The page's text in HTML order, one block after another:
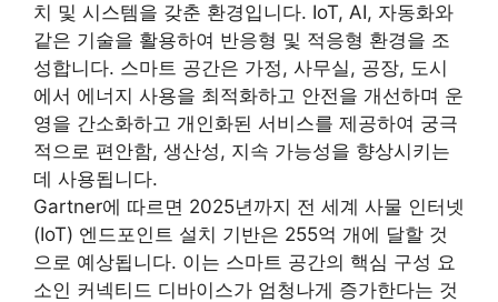
치 및 시스템을 갖춘 환경입니다. IoT, AI, 자동화와
같은 기술을 활용하여 반응형 및 적응형 환경을 조
성합니다. 스마트 공간은 가정, 사무실, 공장, 도시
에서 에너지 사용을 최적화하고 안전을 개선하며 운
영을 간소화하고 개인화된 서비스를 제공하여 궁극
적으로 편안함, 생산성, 지속 가능성을 향상시키는
데 사용됩니다.
Gartner에 따르면 2025년까지 전 세계 사물 인터넷
(IoT) 엔드포인트 설치 기반은 255억 개에 달할 것
으로 예상됩니다. 이는 스마트 공간의 핵심 구성 요
소인 커넥티드 디바이스가 엄청나게 증가한다는 것